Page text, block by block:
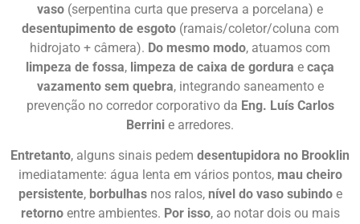
vaso (serpentina curta que preserva a porcelana) e
desentupimento de esgoto(ramais/coletor/coluna com
hidrojato + câmera). Do mesmo modo, atuamos com
limpeza de fossa, limpeza de caixa de gordura e caça
vazamento sem quebra, integrando saneamento e
prevenção no corredor corporativo da Eng. Luís Carlos
Berrini e arredores.
Entretanto, alguns sinais pedem desentupidora no Brooklin
imediatamente: água lenta em vários pontos, mau cheiro
persistente, borbulhasnos ralos, nível do vaso subindoe
retornoentre ambientes. Por isso, ao notar dois ou mais